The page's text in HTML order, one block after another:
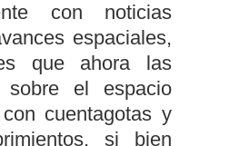
con noticias
espaciales,
que ahora las
sobre el espacio
cuentagotas y
si bien